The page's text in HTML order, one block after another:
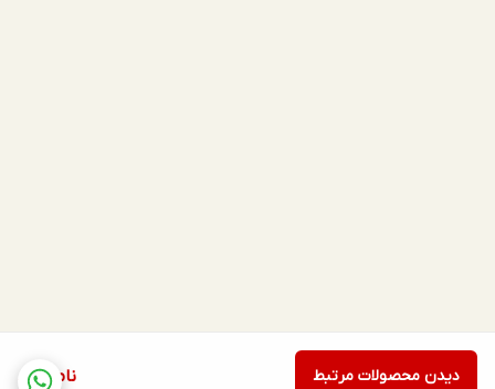
ناموجود دیدن محصولات مرتبط